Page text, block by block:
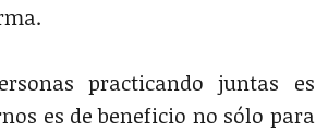
practicando juntas es
es de beneficio no sólo para